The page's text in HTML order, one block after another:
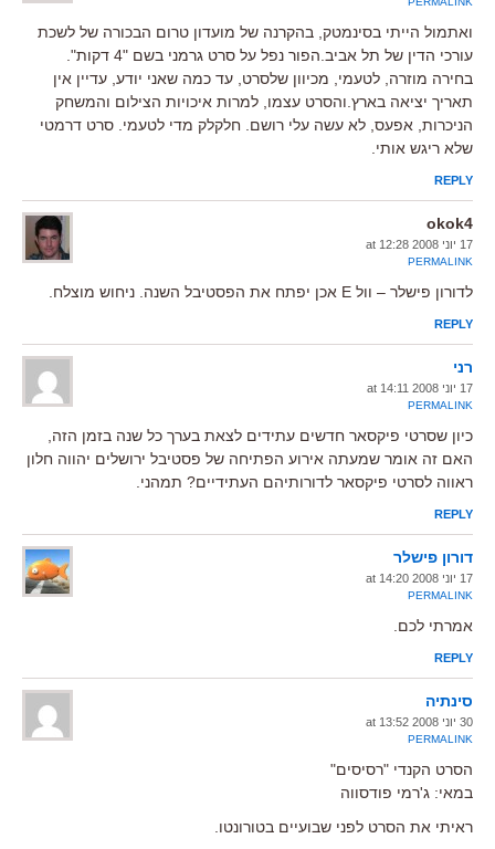
ואתמול הייתי בסינמטק, בהקרנה של מועדון טרום הבכורה של לשכת
עורכי הדין של תל אביב.הפור נפל על סרט גרמני בשם "4 דקות".
בחירה מוזרה, לטעמי, מכיוון שלסרט, עד כמה שאני יודע, עדיין אין
תאריך יציאה בארץ.והסרט עצמו, למרות איכויות הצילום והמשחק
הניכרות, אפעס, לא עשה עלי רושם. חלקלק מדי לטעמי. סרט דרמטי
שלא ריגש אותי.
REPLY
okok4
17 יוני 2008 at 12:28
PERMALINK
לדורון פישלר – וול E אכן יפתח את הפסטיבל השנה. ניחוש מוצלח.
REPLY
רני
17 יוני 2008 at 14:11
PERMALINK
כיון שסרטי פיקסאר חדשים עתידים לצאת בערך כל שנה בזמן הזה,
האם זה אומר שמעתה אירוע הפתיחה של פסטיבל ירושלים יהווה חלון
ראווה לסרטי פיקסאר לדורותיהם העתידיים? תמהני.
REPLY
דורון פישלר
17 יוני 2008 at 14:20
PERMALINK
אמרתי לכם.
REPLY
סינתיה
30 יוני 2008 at 13:52
PERMALINK
הסרט הקנדי "רסיסים"
במאי: ג'רמי פודסווה
ראיתי את הסרט לפני שבועיים בטורונטו.